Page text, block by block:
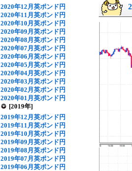
2020年12月英ポンド円
2020年11月英ポンド円
2020年10月英ポンド円
2020年09月英ポンド円
2020年08月英ポンド円
2020年07月英ポンド円
2020年06月英ポンド円
2020年05月英ポンド円
2020年04月英ポンド円
2020年03月英ポンド円
2020年02月英ポンド円
2020年01月英ポンド円
[2019年]
2019年12月英ポンド円
2019年11月英ポンド円
2019年10月英ポンド円
2019年09月英ポンド円
2019年08月英ポンド円
2019年07月英ポンド円
2019年06月英ポンド円